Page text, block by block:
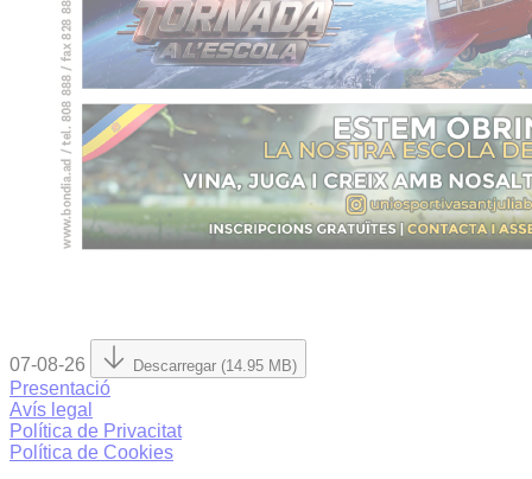
07-08-26 Descarregar (14.95 MB)
Presentació
Avís legal
Política de Privacitat
Política de Cookies